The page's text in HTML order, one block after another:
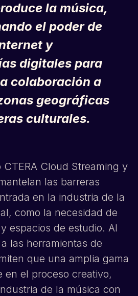
la música,
el poder de
y
digitales para
colaboración a
geográficas
culturales.
CTERA Cloud Streaming y
las barreras
en la industria de la
como la necesidad de
espacios de estudio. Al
las herramientas de
que una amplia gama
en el proceso creativo,
de la música con